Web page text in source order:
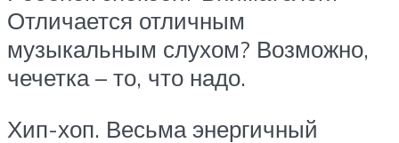
Отличается отличным
музыкальным слухом? Возможно,
чечетка – то, что надо.
Хип-хоп. Весьма энергичный